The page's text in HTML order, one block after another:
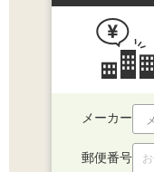
メーカー
郵便番号